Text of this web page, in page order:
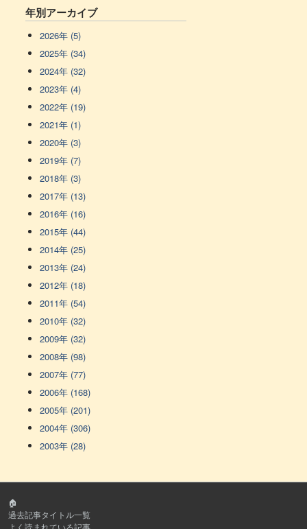
年別アーカイブ
2026年 (5)
2025年 (34)
2024年 (32)
2023年 (4)
2022年 (19)
2021年 (1)
2020年 (3)
2019年 (7)
2018年 (3)
2017年 (13)
2016年 (16)
2015年 (44)
2014年 (25)
2013年 (24)
2012年 (18)
2011年 (54)
2010年 (32)
2009年 (32)
2008年 (98)
2007年 (77)
2006年 (168)
2005年 (201)
2004年 (306)
2003年 (28)
🏠
過去記事タイトル一覧
よく読まれている記事